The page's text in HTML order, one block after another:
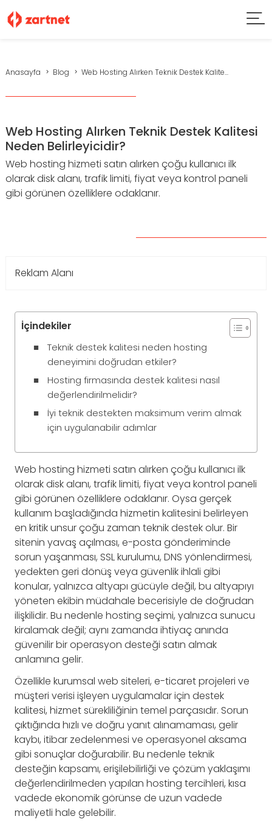
Anasayfa Blog Web Hosting Alırken Teknik Destek Kalite...
Web Hosting Alırken Teknik Destek Kalitesi
Neden Belirleyicidir?
Web hosting hizmeti satın alırken çoğu kullanıcı ilk
olarak disk alanı, trafik limiti, fiyat veya kontrol paneli
gibi görünen özelliklere odaklanır.
Reklam Alanı
İçindekiler
Teknik destek kalitesi neden hosting
deneyimini doğrudan etkiler?
Hosting firmasında destek kalitesi nasıl
değerlendirilmelidir?
İyi teknik destekten maksimum verim almak
için uygulanabilir adımlar
Web hosting hizmeti satın alırken çoğu kullanıcı ilk
olarak disk alanı, trafik limiti, fiyat veya kontrol paneli
gibi görünen özelliklere odaklanır. Oysa gerçek
kullanım başladığında hizmetin kalitesini belirleyen
en kritik unsur çoğu zaman teknik destek olur. Bir
sitenin yavaş açılması, e-posta gönderiminde
sorun yaşanması, SSL kurulumu, DNS yönlendirmesi,
yedekten geri dönüş veya güvenlik ihlali gibi
konular, yalnızca altyapı gücüyle değil, bu altyapıyı
yöneten ekibin müdahale becerisiyle de doğrudan
ilişkilidir. Bu nedenle hosting seçimi, yalnızca sunucu
kiralamak değil; aynı zamanda ihtiyaç anında
güvenilir bir operasyon desteği satın almak
anlamına gelir.
Özellikle kurumsal web siteleri, e-ticaret projeleri ve
müşteri verisi işleyen uygulamalar için destek
kalitesi, hizmet sürekliliğinin temel parçasıdır. Sorun
çıktığında hızlı ve doğru yanıt alınamaması, gelir
kaybı, itibar zedelenmesi ve operasyonel aksama
gibi sonuçlar doğurabilir. Bu nedenle teknik
desteğin kapsamı, erişilebilirliği ve çözüm yaklaşımı
değerlendirilmeden yapılan hosting tercihleri, kısa
vadede ekonomik görünse de uzun vadede
maliyetli hale gelebilir.